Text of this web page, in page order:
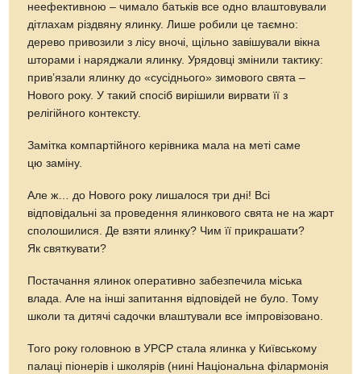
неефективною – чимало батьків все одно влаштовували
дітлахам різдвяну ялинку. Лише робили це таємно:
дерево привозили з лісу вночі, щільно завішували вікна
шторами і наряджали ялинку. Урядовці змінили тактику:
прив’язали ялинку до «сусіднього» зимового свята –
Нового року. У такий спосіб вирішили вирвати її з
релігійного контексту.
Замітка компартійного керівника мала на меті саме
цю заміну.
Але ж… до Нового року лишалося три дні! Всі
відповідальні за проведення ялинкового свята не на жарт
сполошилися. Де взяти ялинку? Чим її прикрашати?
Як святкувати?
Постачання ялинок оперативно забезпечила міська
влада. Але на інші запитання відповідей не було. Тому
школи та дитячі садочки влаштували все імпровізовано.
Того року головною в УРСР стала ялинка у Київському
палаці піонерів і школярів (нині Національна філармонія